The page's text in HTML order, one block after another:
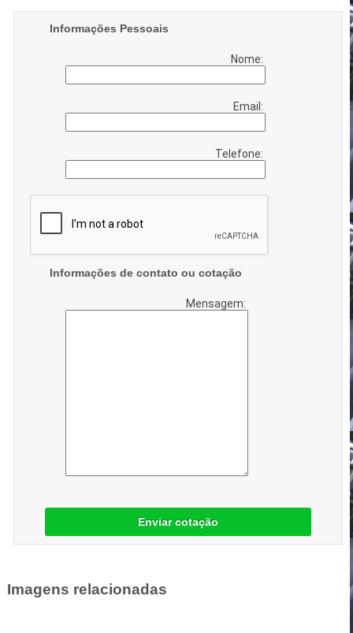
Informações Pessoais
Nome:
Email:
Telefone:
Informações de contato ou cotação
Mensagem:
Enviar cotação
Imagens relacionadas